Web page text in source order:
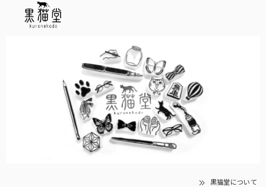
黒猫堂について